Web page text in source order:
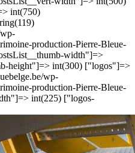
int(750)
production-Pierre-Bleue-
width"]=>
height"]=> int(300) ["logos"]=>
wp-
production-Pierre-Bleue-
int(225) ["logos-